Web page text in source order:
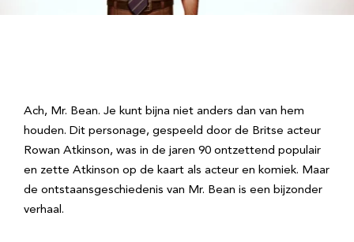
Ach, Mr. Bean. Je kunt bijna niet anders dan van hem
houden. Dit personage, gespeeld door de Britse acteur
Rowan Atkinson, was in de jaren 90 ontzettend populair
en zette Atkinson op de kaart als acteur en komiek. Maar
de ontstaansgeschiedenis van Mr. Bean is een bijzonder
verhaal.